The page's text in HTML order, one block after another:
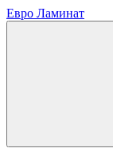
Евро Ламинат